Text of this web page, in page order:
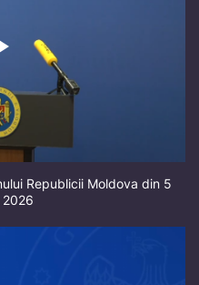
Republicii Moldova din 5